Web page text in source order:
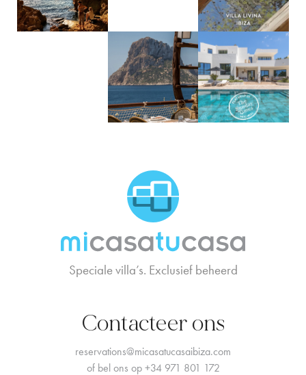
Speciale villa’s. Exclusief beheerd
Contacteer ons
reservations@micasatucasaibiza.com
of bel ons op+34 971 801 172